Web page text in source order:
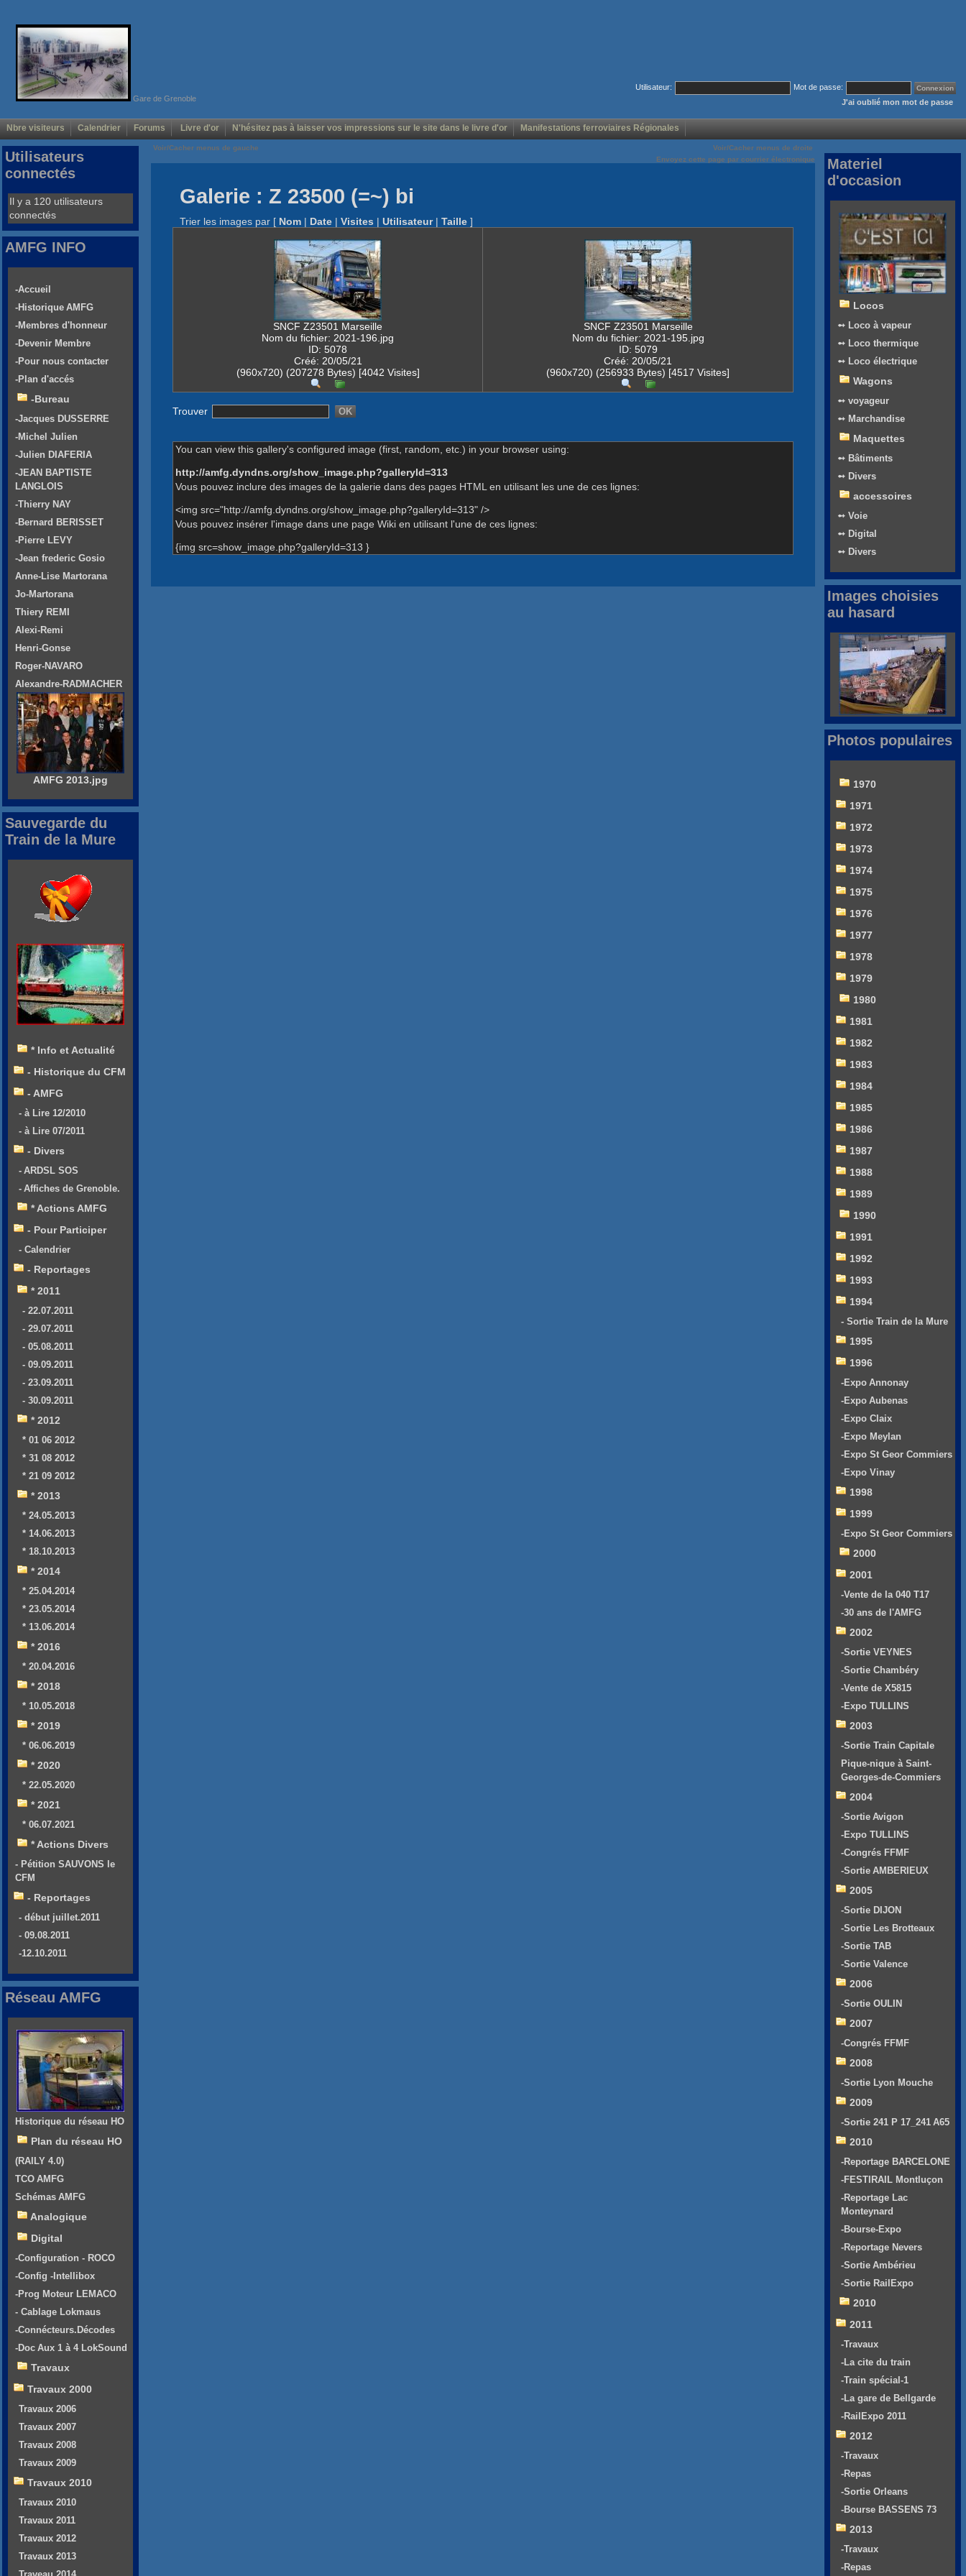
Gare de Grenoble
Utilisateur:
Mot de passe:
J'ai oublié mon mot de passe
Nbre visiteurs Calendrier Forums Livre d'or N'hésitez pas à laisser vos impressions sur le site dans le livre d'or Manifestations ferroviaires Régionales
Voir/Cacher menus de gauche
Voir/Cacher menus de droite
Envoyez cette page par courrier électronique
Galerie : Z 23500 (=~) bi
Trier les images par [ Nom | Date | Visites | Utilisateur| Taille ]
SNCF Z23501 Marseille
Nom du fichier: 2021-196.jpg
ID: 5078
Créé: 20/05/21
(960x720) (207278 Bytes) [4042 Visites]
SNCF Z23501 Marseille
Nom du fichier: 2021-195.jpg
ID: 5079
Créé: 20/05/21
(960x720) (256933 Bytes) [4517 Visites]
Trouver
You can view this gallery's configured image (first, random, etc.) in your browser using:
http://amfg.dyndns.org/show_image.php?galleryId=313
Vous pouvez inclure des images de la galerie dans des pages HTML en utilisant les une de ces lignes:
<img src="http://amfg.dyndns.org/show_image.php?galleryId=313" />
Vous pouvez insérer l'image dans une page Wiki en utilisant l'une de ces lignes:
{img src=show_image.php?galleryId=313 }
Utilisateurs
connectés
Il y a 120 utilisateurs
connectés
AMFG INFO
-Accueil
-Historique AMFG
-Membres d'honneur
-Devenir Membre
-Pour nous contacter
-Plan d'accés
-Bureau
-Jacques DUSSERRE
-Michel Julien
-Julien DIAFERIA
-JEAN BAPTISTE
LANGLOIS
-Thierry NAY
-Bernard BERISSET
-Pierre LEVY
-Jean frederic Gosio
Anne-Lise Martorana
Jo-Martorana
Thiery REMI
Alexi-Remi
Henri-Gonse
Roger-NAVARO
Alexandre-RADMACHER
AMFG 2013.jpg
Sauvegarde du
Train de la Mure
* Info et Actualité
- Historique du CFM
- AMFG
- à Lire 12/2010
- à Lire 07/2011
- Divers
- ARDSL SOS
- Affiches de Grenoble.
* Actions AMFG
- Pour Participer
- Calendrier
- Reportages
* 2011
- 22.07.2011
- 29.07.2011
- 05.08.2011
- 09.09.2011
- 23.09.2011
- 30.09.2011
* 2012
* 01 06 2012
* 31 08 2012
* 21 09 2012
* 2013
* 24.05.2013
* 14.06.2013
* 18.10.2013
* 2014
* 25.04.2014
* 23.05.2014
* 13.06.2014
* 2016
* 20.04.2016
* 2018
* 10.05.2018
* 2019
* 06.06.2019
* 2020
* 22.05.2020
* 2021
* 06.07.2021
* Actions Divers
- Pétition SAUVONS le
CFM
- Reportages
- début juillet.2011
- 09.08.2011
-12.10.2011
Réseau AMFG
Historique du réseau HO
Plan du réseau HO
(RAILY 4.0)
TCO AMFG
Schémas AMFG
Analogique
Digital
-Configuration - ROCO
-Config -Intellibox
-Prog Moteur LEMACO
- Cablage Lokmaus
-Connécteurs.Décodes
-Doc Aux 1 à 4 LokSound
Travaux
Travaux 2000
Travaux 2006
Travaux 2007
Travaux 2008
Travaux 2009
Travaux 2010
Travaux 2010
Travaux 2011
Travaux 2012
Travaux 2013
Materiel
d'occasion
Locos
➻ Loco à vapeur
➻ Loco thermique
➻ Loco électrique
Wagons
➻ voyageur
➻ Marchandise
Maquettes
➻ Bâtiments
➻ Divers
accessoires
➻ Voie
➻ Digital
➻ Divers
Images choisies
au hasard
Photos populaires
1970
1971
1972
1973
1974
1975
1976
1977
1978
1979
1980
1981
1982
1983
1984
1985
1986
1987
1988
1989
1990
1991
1992
1993
1994
- Sortie Train de la Mure
1995
1996
-Expo Annonay
-Expo Aubenas
-Expo Claix
-Expo Meylan
-Expo St Geor Commiers
-Expo Vinay
1998
1999
-Expo St Geor Commiers
2000
2001
-Vente de la 040 T17
-30 ans de l'AMFG
2002
-Sortie VEYNES
-Sortie Chambéry
-Vente de X5815
-Expo TULLINS
2003
-Sortie Train Capitale
Pique-nique à Saint-
Georges-de-Commiers
2004
-Sortie Avigon
-Expo TULLINS
-Congrés FFMF
-Sortie AMBERIEUX
2005
-Sortie DIJON
-Sortie Les Brotteaux
-Sortie TAB
-Sortie Valence
2006
-Sortie OULIN
2007
-Congrés FFMF
2008
-Sortie Lyon Mouche
2009
-Sortie 241 P 17_241 A65
2010
-Reportage BARCELONE
-FESTIRAIL Montluçon
-Reportage Lac
Monteynard
-Bourse-Expo
-Reportage Nevers
-Sortie Ambérieu
-Sortie RailExpo
2010
2011
-Travaux
-La cite du train
-Train spécial-1
-La gare de Bellgarde
-RailExpo 2011
2012
-Travaux
-Repas
-Sortie Orleans
-Bourse BASSENS 73
2013
-Travaux
-Repas